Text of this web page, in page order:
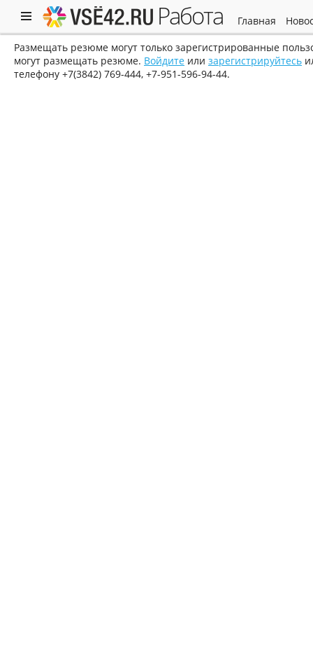
работа главная
Размещать резюме могут только зарегистрированные
могут размещать резюме. Войдите или зарегистрируйтесь
телефону +7(3842) 769-444, +7-951-596-94-44.